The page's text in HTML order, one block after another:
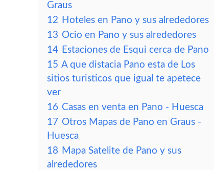
Graus
12 Hoteles en Pano y sus alrededores
13 Ocio en Pano y sus alrededores
14 Estaciones de Esqui cerca de Pano
15 A que distacia Pano esta de Los
sitios turisticos que igual te apetece
ver
16 Casas en venta en Pano - Huesca
17 Otros Mapas de Pano en Graus -
Huesca
18 Mapa Satelite de Pano y sus
alrededores